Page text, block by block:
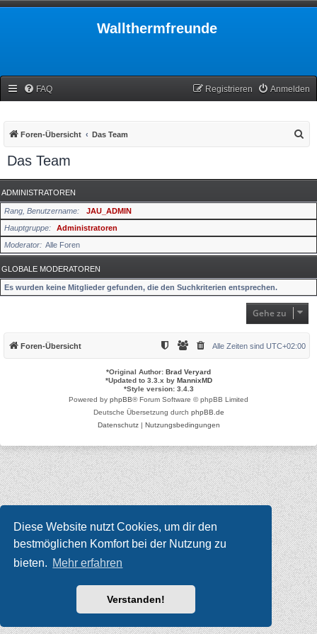
Diese Website nutzt Cookies, um dir den
bestmöglichen Komfort bei der Nutzung zu
bieten. Mehr erfahren
Verstanden!
Wallthermfreunde
FAQ Anmelden
Registrieren
Foren-Übersicht Das Team
e
Das Team
ADMINISTRATOREN
Rang, Benutzername
JAU_ADMIN
Hauptgruppe
Administratoren
Moderator
Alle Foren
GLOBALE MODERATOREN
Es wurden keine Mitglieder gefunden, die den Suchkriterien entsprechen.
Gehe zu
Foren-Übersicht Alle Zeiten sind UTC+02:00
*Original Author: Brad Veryard
*Updated to 3.3.x by MannixMD
*Style version: 3.4.3
Powered by phpBB® Forum Software © phpBB Limited
Deutsche Übersetzung durch phpBB.de
Datenschutz| Nutzungsbedingungen